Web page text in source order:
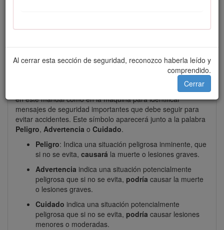
Al cerrar esta sección de seguridad, reconozco haberla leído y
comprendido.
Cerrar
especial, yNotaresalta información general que merece
) aparece tanto
en este manual como en la máquina para identificar
mensajes de seguridad importantes que debe seguir para
evitar accidentes. Este símbolo aparecerá junto a la palabra
Peligro, Advertencia o Cuidado.
Peligro: Indica una situación peligrosa inminente, que
si no se evita, causará la muerte o lesiones graves.
Advertencia indica una situación potencialmente
peligrosa que si no se evita, podría causar la muerte
o lesiones graves.
Cuidado indica una situación potencialmente
peligrosa que si no se evita, podría causar lesiones
menores o moderadas.